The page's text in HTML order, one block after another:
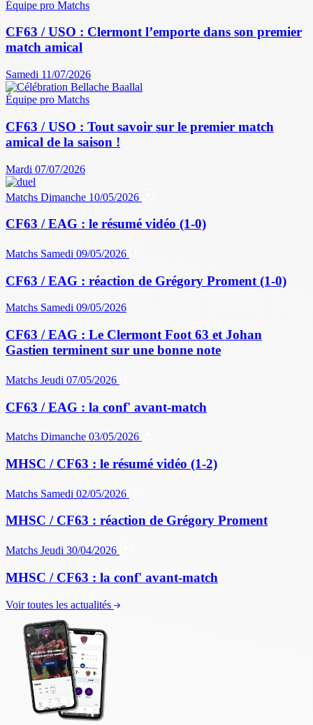
Équipe pro Matchs
CF63 / USO : Clermont l’emporte dans son premier
match amical
Samedi 11/07/2026
Équipe pro Matchs
CF63 / USO : Tout savoir sur le premier match
amical de la saison !
Mardi 07/07/2026
Matchs Dimanche 10/05/2026
CF63 / EAG : le résumé vidéo (1-0)
Matchs Samedi 09/05/2026
CF63 / EAG : réaction de Grégory Proment (1-0)
Matchs Samedi 09/05/2026
CF63 / EAG : Le Clermont Foot 63 et Johan
Gastien terminent sur une bonne note
Matchs Jeudi 07/05/2026
CF63 / EAG : la conf' avant-match
Matchs Dimanche 03/05/2026
MHSC / CF63 : le résumé vidéo (1-2)
Matchs Samedi 02/05/2026
MHSC / CF63 : réaction de Grégory Proment
Matchs Jeudi 30/04/2026
MHSC / CF63 : la conf' avant-match
Voir toutes les actualités